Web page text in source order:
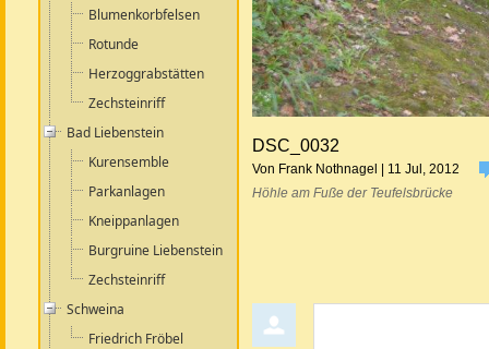
Blumenkorbfelsen
Rotunde
Herzoggrabstätten
Zechsteinriff
Bad Liebenstein
Kurensemble
Parkanlagen
Kneippanlagen
Burgruine Liebenstein
Zechsteinriff
Schweina
Friedrich Fröbel
DSC_0032
Von Frank Nothnagel | 11 Jul, 2012
Höhle am Fuße der Teufelsbrücke